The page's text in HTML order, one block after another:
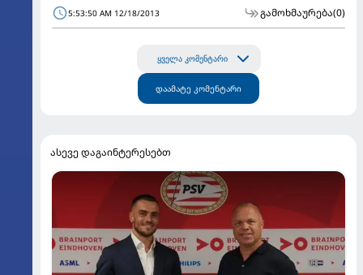
5:53:50 AM 12/18/2013 გამოხმაურება(0)
ყველა კომენტარი
დაამატე კომენტარი
ასევე დაგაინტერესებთ